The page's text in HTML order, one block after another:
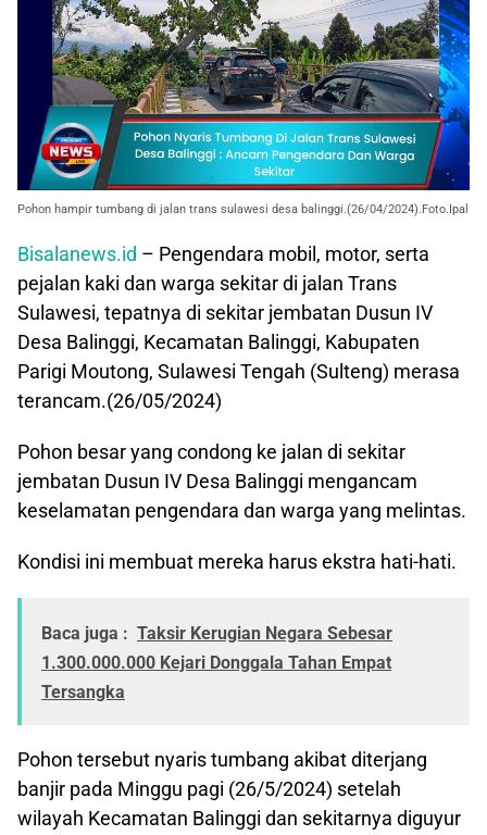
Pohon hampir tumbang di jalan trans sulawesi desa balinggi.(26/04/2024).Foto.Ipal
Bisalanews.id – Pengendara mobil, motor, serta
pejalan kaki dan warga sekitar di jalan Trans
Sulawesi, tepatnya di sekitar jembatan Dusun IV
Desa Balinggi, Kecamatan Balinggi, Kabupaten
Parigi Moutong, Sulawesi Tengah (Sulteng) merasa
terancam.(26/05/2024)
Pohon besar yang condong ke jalan di sekitar
jembatan Dusun IV Desa Balinggi mengancam
keselamatan pengendara dan warga yang melintas.
Kondisi ini membuat mereka harus ekstra hati-hati.
Baca juga : Taksir Kerugian Negara Sebesar
1.300.000.000 Kejari Donggala Tahan Empat
Tersangka
Pohon tersebut nyaris tumbang akibat diterjang
banjir pada Minggu pagi (26/5/2024) setelah
wilayah Kecamatan Balinggi dan sekitarnya diguyur